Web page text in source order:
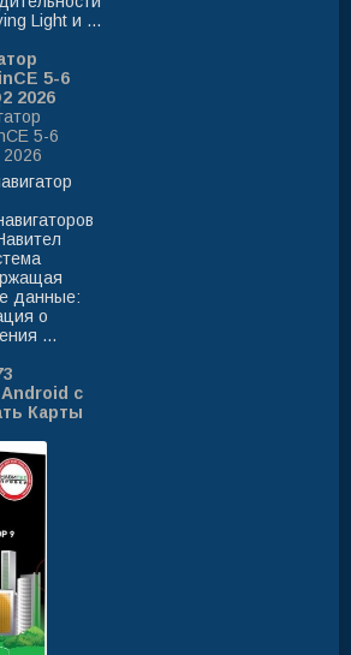
Light и ...
5-6
2026
данные:
о
...
с
Карты